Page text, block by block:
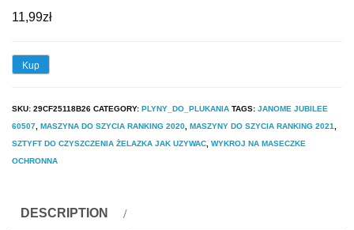
11,99zł
Kup
SKU: 29CF25118B26 CATEGORY: PLYNY_DO_PLUKANIA TAGS: JANOME JUBILEE
60507, MASZYNA DO SZYCIA RANKING 2020, MASZYNY DO SZYCIA RANKING 2021,
SZTYFT DO CZYSZCZENIA ŻELAZKA JAK UZYWAC, WYKROJ NA MASECZKE
OCHRONNA
DESCRIPTION